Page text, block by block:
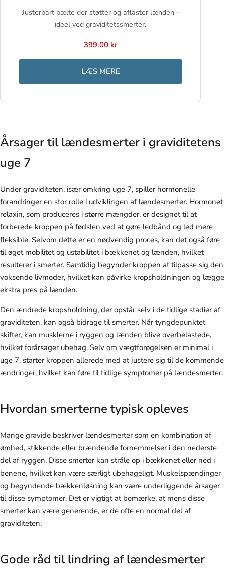
Justerbart bælte der støtter og aflaster lænden -
ideel ved graviditetssmerter.
399.00 kr
LÆS MERE
Årsager til lændesmerter i graviditetens
uge 7
Under graviditeten, især omkring uge 7, spiller hormonelle
forandringer en stor rolle i udviklingen af lændesmerter. Hormonet
relaxin, som produceres i større mængder, er designet til at
forberede kroppen på fødslen ved at gøre ledbånd og led mere
fleksible. Selvom dette er en nødvendig proces, kan det også føre
til øget mobilitet og ustabilitet i bækkenet og lænden, hvilket
resulterer i smerter. Samtidig begynder kroppen at tilpasse sig den
voksende livmoder, hvilket kan påvirke kropsholdningen og lægge
ekstra pres på lænden.
Den ændrede kropsholdning, der opstår selv i de tidlige stadier af
graviditeten, kan også bidrage til smerter. Når tyngdepunktet
skifter, kan musklerne i ryggen og lænden blive overbelastede,
hvilket forårsager ubehag. Selv om vægtforøgelsen er minimal i
uge 7, starter kroppen allerede med at justere sig til de kommende
ændringer, hvilket kan føre til tidlige symptomer på lændesmerter.
Hvordan smerterne typisk opleves
Mange gravide beskriver lændesmerter som en kombination af
ømhed, stikkende eller brændende fornemmelser i den nederste
del af ryggen. Disse smerter kan stråle op i bækkenet eller ned i
benene, hvilket kan være særligt ubehageligt. Muskelspændinger
og begyndende bækkenløsning kan være underliggende årsager
til disse symptomer. Det er vigtigt at bemærke, at mens disse
smerter kan være generende, er de ofte en normal del af
graviditeten.
Gode råd til lindring af lændesmerter